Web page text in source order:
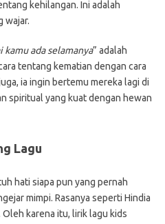
kehilangan. Ini adalah
wajar.
kamu ada selamanya” adalah
tentang kematian dengan cara
ia ingin bertemu mereka lagi di
spiritual yang kuat dengan hewan
Lagu
hati siapa pun yang pernah
mimpi. Rasanya seperti Hindia
karena itu, lirik lagu kids